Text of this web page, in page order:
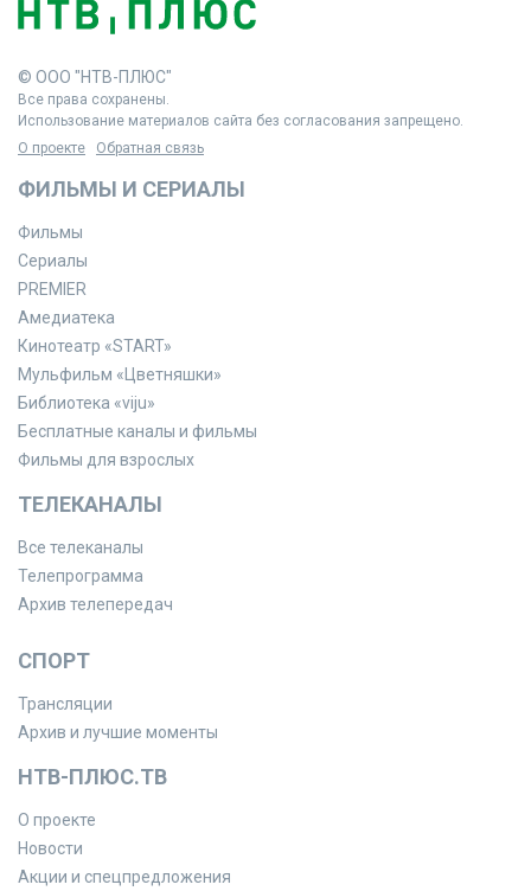
© ООО "НТВ-ПЛЮС"
Все права сохранены.
Использование материалов сайта без согласования запрещено.
О проекте
Обратная связь
ФИЛЬМЫ И СЕРИАЛЫ
Фильмы
Сериалы
PREMIER
Амедиатека
Кинотеатр «START»
Мульфильм «Цветняшки»
Библиотека «viju»
Бесплатные каналы и фильмы
Фильмы для взрослых
ТЕЛЕКАНАЛЫ
Все телеканалы
Телепрограмма
Архив телепередач
СПОРТ
Трансляции
Архив и лучшие моменты
НТВ-ПЛЮС.ТВ
О проекте
Новости
Акции и спецпредложения